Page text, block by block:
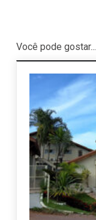
Você pode gostar...